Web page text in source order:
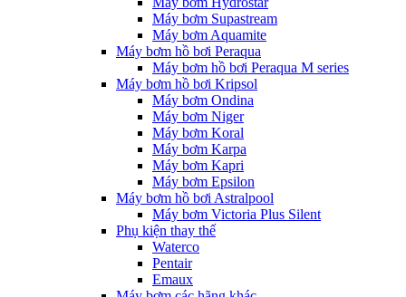
Máy bơm Supastream
Máy bơm Aquamite
Máy bơm hồ bơi Peraqua
Máy bơm hồ bơi Peraqua M series
Máy bơm hồ bơi Kripsol
Máy bơm Ondina
Máy bơm Niger
Máy bơm Koral
Máy bơm Karpa
Máy bơm Kapri
Máy bơm Epsilon
Máy bơm hồ bơi Astralpool
Máy bơm Victoria Plus Silent
Phụ kiện thay thế
Waterco
Pentair
Emaux